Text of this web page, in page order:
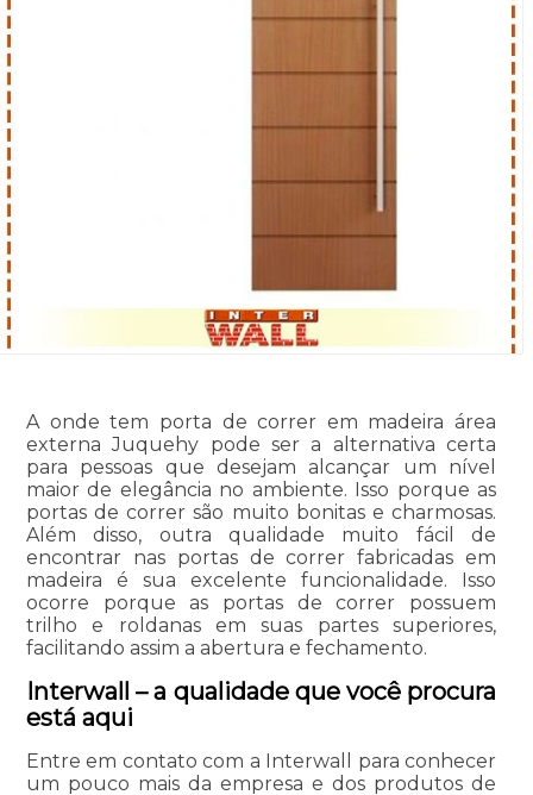
A onde tem porta de correr em madeira área
externa Juquehy pode ser a alternativa certa
para pessoas que desejam alcançar um nível
maior de elegância no ambiente. Isso porque as
portas de correr são muito bonitas e charmosas.
Além disso, outra qualidade muito fácil de
encontrar nas portas de correr fabricadas em
madeira é sua excelente funcionalidade. Isso
ocorre porque as portas de correr possuem
trilho e roldanas em suas partes superiores,
facilitando assim a abertura e fechamento.
Interwall – a qualidade que você procura
está aqui
Entre em contato com a Interwall para conhecer
um pouco mais da empresa e dos produtos de